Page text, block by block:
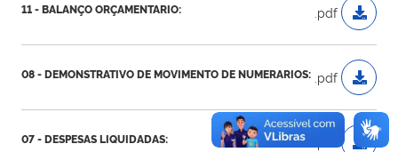
11 - BALANÇO ORÇAMENTARIO: .pdf
08 - DEMONSTRATIVO DE MOVIMENTO DE NUMERARIOS: .pdf
07 - DESPESAS LIQUIDADAS: